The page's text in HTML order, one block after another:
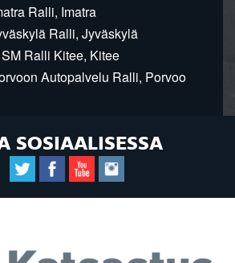
Ralli, Imatra
Ralli, Jyväskylä
Ralli Kitee, Kitee
Autopalvelu Ralli, Porvoo
SOSIAALISESSA